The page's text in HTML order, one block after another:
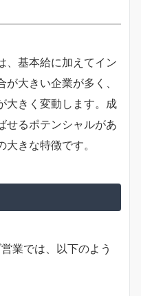
、基本給に加えてイン
大きい企業が多く、
大きく変動します。成
せるポテンシャルがあ
きな特徴です。
業では、以下のよう